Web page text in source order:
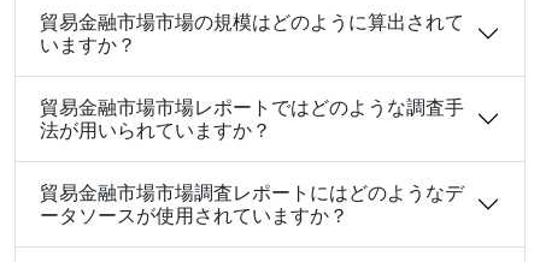
貿易金融市場市場の規模はどのように算出されて
いますか？
貿易金融市場市場レポートではどのような調査手
法が用いられていますか？
貿易金融市場市場調査レポートにはどのようなデ
ータソースが使用されていますか？